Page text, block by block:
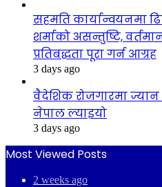
सहमति कार्यान्वयनमा
शर्माको असन्तुष्टि,
प्रतिबद्धता पूरा गर्न आग्रह
3 days ago
वैदेशिक रोजगारमा
नेपाल ल्याइयो
3 days ago
Most Viewed Posts
2 weeks ago